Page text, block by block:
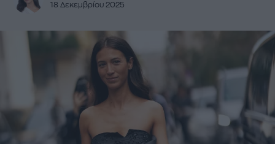
18 Δεκεμβρίου 2025